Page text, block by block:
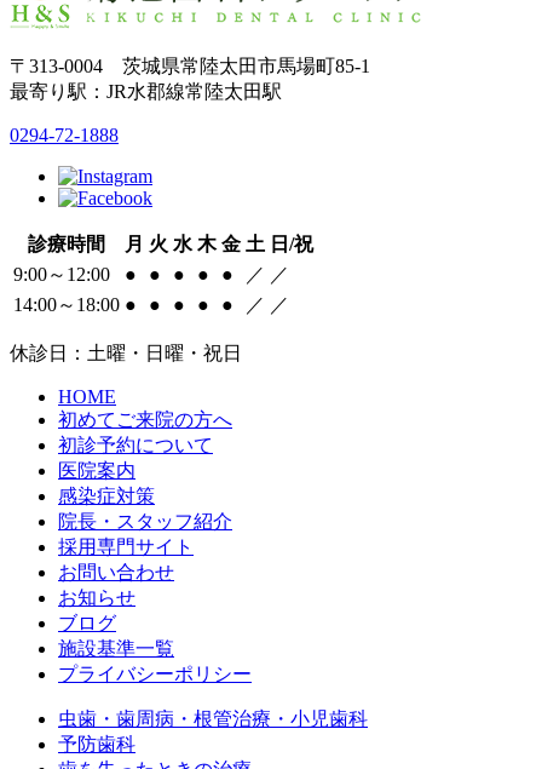
〒313-0004 茨城県常陸太田市馬場町85-1
最寄り駅：JR水郡線常陸太田駅
0294-72-1888
診療時間 月 火 水 木 金 土 日/祝
9:00～12:00
● ● ● ● ● ／ ／
14:00～18:00 ● ● ● ● ● ／ ／
休診日：土曜・日曜・祝日
HOME
初めてご来院の方へ
初診予約について
医院案内
感染症対策
院長・スタッフ紹介
採用専門サイト
お問い合わせ
お知らせ
ブログ
施設基準一覧
プライバシーポリシー
虫歯・歯周病・根管治療・小児歯科
予防歯科